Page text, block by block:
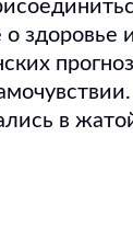
здоровье
в